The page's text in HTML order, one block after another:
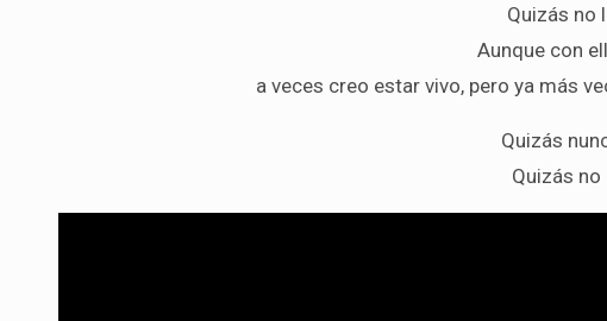
Quizás no
Aunque con
a veces creo estar vivo, pero ya más
Quizás
Quizás